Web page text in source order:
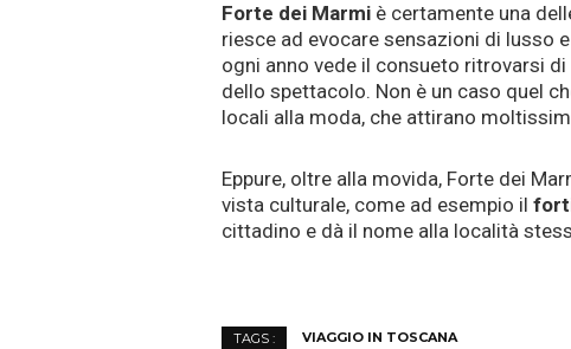
Forte dei Marmi è certamente una
riesce ad evocare sensazioni di lusso
ogni anno vede il consueto ritrovarsi
dello spettacolo. Non è un caso quel
locali alla moda, che attirano
Eppure, oltre alla movida, Forte dei
vista culturale, come ad esempio il
cittadino e dà il nome alla località
TAGS : VIAGGIO IN TOSCANA